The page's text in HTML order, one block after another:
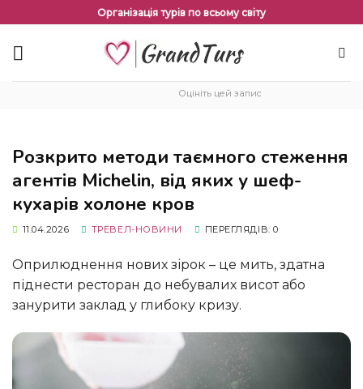
змісту
Організація турів по всьому світу
Оцініть цей запис
Розкрито методи таємного стеження
агентів Michelin, від яких у шеф-
кухарів холоне кров
11.04.2026 ТРЕВЕЛ-НОВИНИ ПЕРЕГЛЯДІВ: 0
Оприлюднення нових зірок – це мить, здатна
піднести ресторан до небувалих висот або
занурити заклад у глибоку кризу.